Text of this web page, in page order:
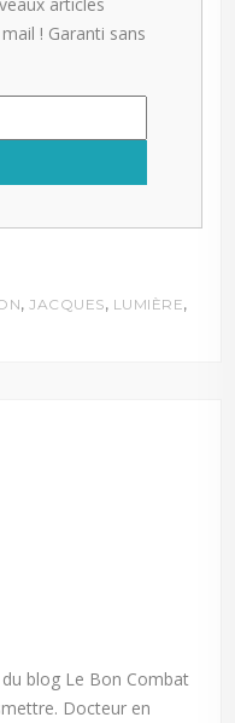
! Garanti sans
,JACQUES, LUMIÈRE,
blog Le Bon Combat
Docteur en